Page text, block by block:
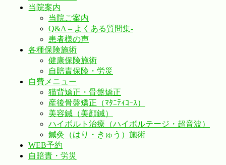
当院案内
当院ご案内
Q&A – よくある質問集-
患者様の声
各種保険施術
健康保険施術
自賠責保険・労災
自費メニュー
猫背矯正・骨盤矯正
産後骨盤矯正（ﾏﾀﾆﾃｨｺｰｽ）
美容鍼（美顔鍼）
ハイボルト治療（ハイボルテージ・超音波）
鍼灸（はり・きゅう）施術
WEB予約
自賠責・労災